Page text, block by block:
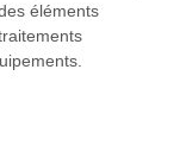
éléments